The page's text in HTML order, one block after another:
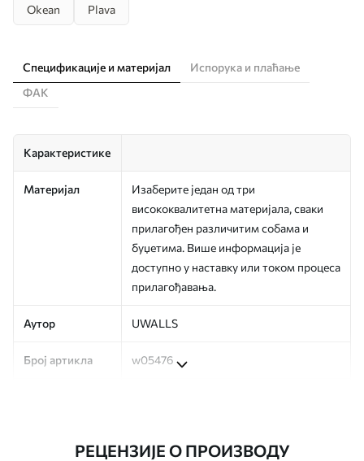
Okean Plava
Спецификације и материјал
Испорука и плаћање
ФАК
Карактеристике
Материјал
Изаберите један од три
висококвалитетна материјала, сваки
прилагођен различитим собама и
буџетима. Више информација је
доступно у наставку или током процеса
прилагођавања.
Аутор UWALLS
Број артикла w05476
РЕЦЕНЗИЈЕ О ПРОИЗВОДУ